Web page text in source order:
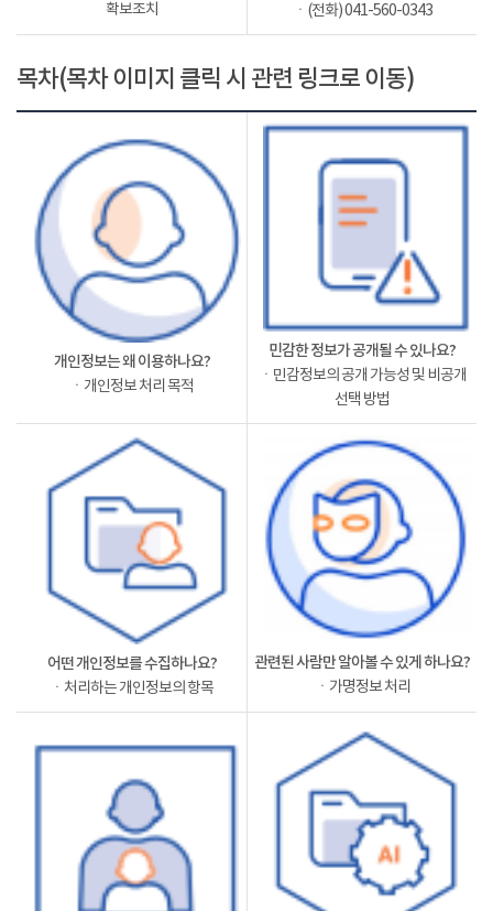
확보조치
ㆍ(전화) 041-560-0343
목차(목차 이미지 클릭 시 관련 링크로 이동)
개인정보는 왜 이용하나요?
ㆍ개인정보 처리 목적
민감한 정보가 공개될 수 있나요?
ㆍ민감정보의 공개 가능성 및 비공개
선택 방법
어떤 개인정보를 수집하나요?
ㆍ처리하는 개인정보의 항목
관련된 사람만 알아볼 수 있게 하나요?
ㆍ가명정보 처리